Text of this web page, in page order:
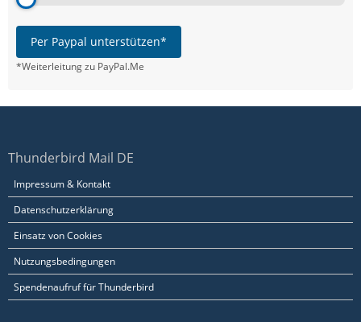
Per Paypal unterstützen*
*Weiterleitung zu PayPal.Me
Thunderbird Mail DE
Impressum & Kontakt
Datenschutzerklärung
Einsatz von Cookies
Nutzungsbedingungen
Spendenaufruf für Thunderbird